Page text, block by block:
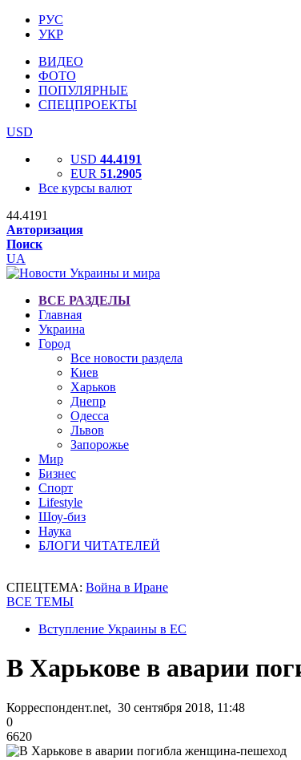
РУС
УКР
ВИДЕО
ФОТО
ПОПУЛЯРНЫЕ
СПЕЦПРОЕКТЫ
USD
USD 44.4191
EUR 51.2905
Все курсы валют
44.4191
Авторизация
Поиск
UA
ВСЕ РАЗДЕЛЫ
Главная
Украина
Город
Все новости раздела
Киев
Харьков
Днепр
Одесса
Львов
Запорожье
Мир
Бизнес
Спорт
Lifestyle
Шоу-биз
Наука
БЛОГИ ЧИТАТЕЛЕЙ
СПЕЦТЕМА: Война в Иране
ВСЕ ТЕМЫ
Вступление Украины в ЕС
В Харькове в аварии
Корреспондент.net, 30 сентября 2018, 11:48
0
6620